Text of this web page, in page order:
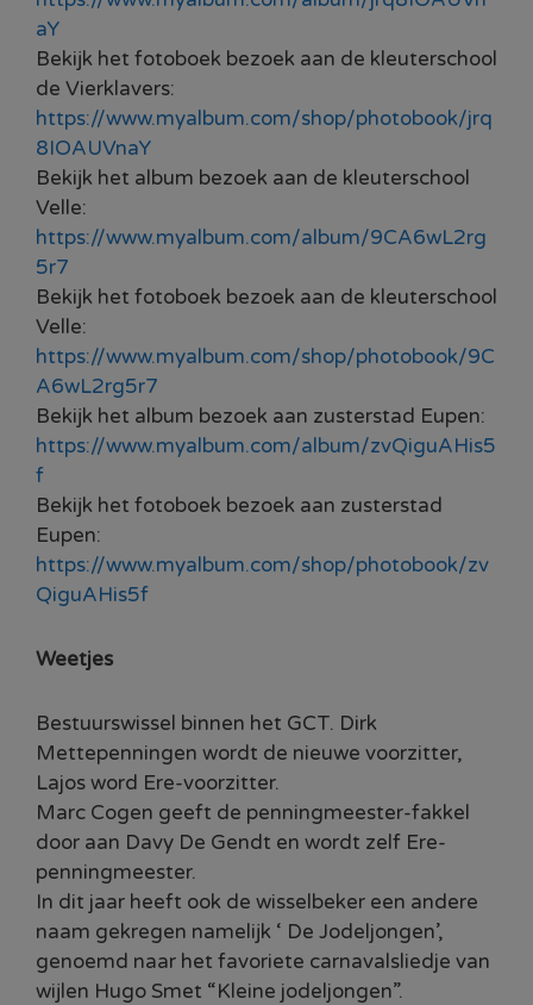
aY
Bekijk het fotoboek bezoek aan de kleuterschool
de Vierklavers:
https://www.myalbum.com/shop/photobook/jrq
8IOAUVnaY
Bekijk het album bezoek aan de kleuterschool
Velle:
https://www.myalbum.com/album/9CA6wL2rg
5r7
Bekijk het fotoboek bezoek aan de kleuterschool
Velle:
https://www.myalbum.com/shop/photobook/9C
A6wL2rg5r7
Bekijk het album bezoek aan zusterstad Eupen:
https://www.myalbum.com/album/zvQiguAHis5
f
Bekijk het fotoboek bezoek aan zusterstad
Eupen:
https://www.myalbum.com/shop/photobook/zv
QiguAHis5f
Weetjes
Bestuurswissel binnen het GCT. Dirk
Mettepenningen wordt de nieuwe voorzitter,
Lajos word Ere-voorzitter.
Marc Cogen geeft de penningmeester-fakkel
door aan Davy De Gendt en wordt zelf Ere-
penningmeester.
In dit jaar heeft ook de wisselbeker een andere
naam gekregen namelijk ‘ De Jodeljongen’,
genoemd naar het favoriete carnavalsliedje van
wijlen Hugo Smet “Kleine jodeljongen”.